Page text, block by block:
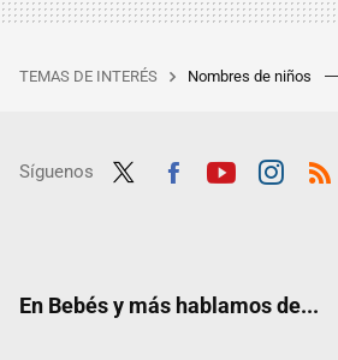
TEMAS DE INTERÉS Nombres de niños
Síguenos
En Bebés y más hablamos de...